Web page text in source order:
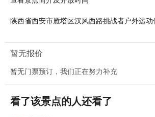
陕西省西安市雁塔区汉风西路挑战者户外运动
暂无报价
暂无门票预订，我们正在努力补充
看了该景点的人还看了